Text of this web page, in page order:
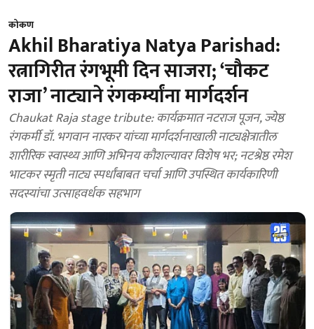
कोकण
Akhil Bharatiya Natya Parishad:
रत्नागिरीत रंगभूमी दिन साजरा; ‘चौकट
राजा’ नाट्याने रंगकर्म्यांना मार्गदर्शन
Chaukat Raja stage tribute: कार्यक्रमात नटराज पूजन, ज्येष्ठ
रंगकर्मी डॉ. भगवान नारकर यांच्या मार्गदर्शनाखाली नाट्यक्षेत्रातील
शारीरिक स्वास्थ्य आणि अभिनय कौशल्यावर विशेष भर; नटश्रेष्ठ रमेश
भाटकर स्मृती नाट्य स्पर्धांबाबत चर्चा आणि उपस्थित कार्यकारिणी
सदस्यांचा उत्साहवर्धक सहभाग